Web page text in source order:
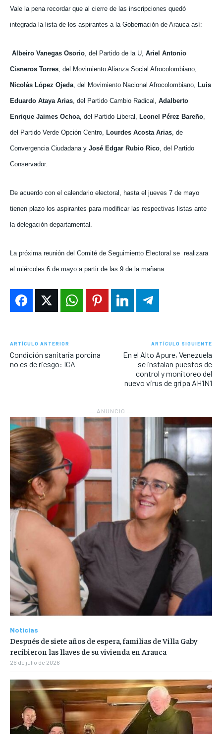
Vale la pena recordar que al cierre de las inscripciones quedó
integrada la lista de los aspirantes a la Gobernación de Arauca así:
Albeiro Vanegas Osorio, del Partido de la U, Ariel Antonio
Cisneros Torres, del Movimiento Alianza Social Afrocolombiano,
Nicolás López Ojeda, del Movimiento Nacional Afrocolombiano, Luis
Eduardo Ataya Arias, del Partido Cambio Radical, Adalberto
Enrique Jaimes Ochoa, del Partido Liberal, Leonel Pérez Bareño,
del Partido Verde Opción Centro, Lourdes Acosta Arias, de
Convergencia Ciudadana y José Edgar Rubio Rico, del Partido
Conservador.
De acuerdo con el calendario electoral, hasta el jueves 7 de mayo
tienen plazo los aspirantes para modificar las respectivas listas ante
la delegación departamental.
La próxima reunión del Comité de Seguimiento Electoral se realizara
el miércoles 6 de mayo a partir de las 9 de la mañana.
ARTÍCULO ANTERIOR
Condición sanitaria porcina
no es de riesgo: ICA
ARTÍCULO SIGUIENTE
En el Alto Apure, Venezuela
se instalan puestos de
control y monitoreo del
nuevo virus de gripa AH1N1
― ANUNCIO ―
Noticias
Después de siete años de espera, familias de Villa Gaby
recibieron las llaves de su vivienda en Arauca
26 de julio de 2026